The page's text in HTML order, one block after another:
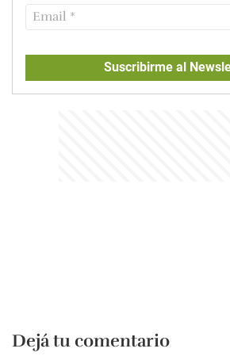
Suscribirme al
Dejá tu comentario